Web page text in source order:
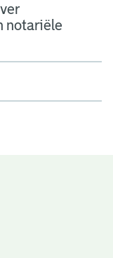
notariële